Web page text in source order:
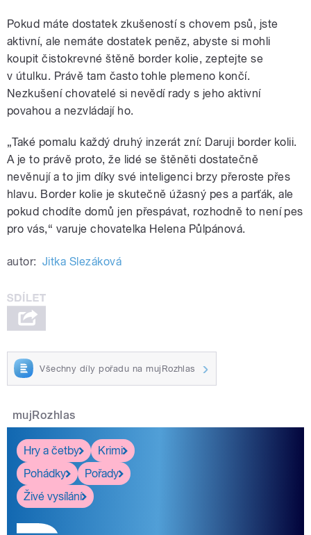
Pokud máte dostatek zkušeností s chovem psů, jste
aktivní, ale nemáte dostatek peněz, abyste si mohli
koupit čistokrevné štěně border kolie, zeptejte se
v útulku. Právě tam často tohle plemeno končí.
Nezkušení chovatelé si nevědí rady s jeho aktivní
povahou a nezvládají ho.
„Také pomalu každý druhý inzerát zní: Daruji border kolii.
A je to právě proto, že lidé se štěněti dostatečně
nevěnují a to jim díky své inteligenci brzy přeroste přes
hlavu. Border kolie je skutečně úžasný pes a parťák, ale
pokud chodíte domů jen přespávat, rozhodně to není pes
pro vás,“ varuje chovatelka Helena Půlpánová.
autor: Jitka Slezáková
Všechny díly pořadu na mujRozhlas
mujRozhlas
Hry a četby
Krimi
Pohádky
Pořady
Živé vysílání